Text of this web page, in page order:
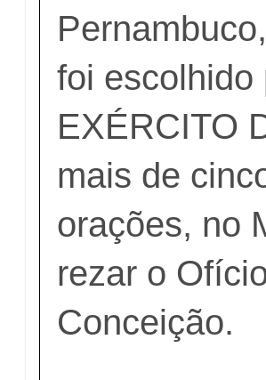
foi escolhido
EXÉRCITO
mais de
orações, no
rezar o
Conceição.